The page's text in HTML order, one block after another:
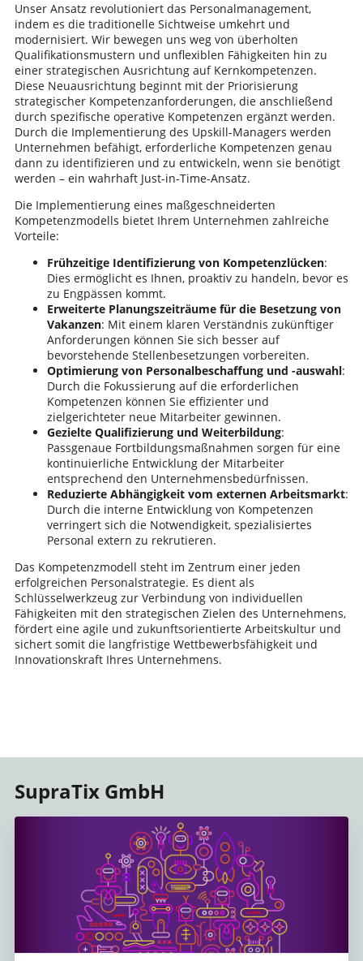
Unser Ansatz revolutioniert das Personalmanagement,
indem es die traditionelle Sichtweise umkehrt und
modernisiert. Wir bewegen uns weg von überholten
Qualifikationsmustern und unflexiblen Fähigkeiten hin zu
einer strategischen Ausrichtung auf Kernkompetenzen.
Diese Neuausrichtung beginnt mit der Priorisierung
strategischer Kompetenzanforderungen, die anschließend
durch spezifische operative Kompetenzen ergänzt werden.
Durch die Implementierung des Upskill-Managers werden
Unternehmen befähigt, erforderliche Kompetenzen genau
dann zu identifizieren und zu entwickeln, wenn sie benötigt
werden – ein wahrhaft Just-in-Time-Ansatz.
Die Implementierung eines maßgeschneiderten
Kompetenzmodells bietet Ihrem Unternehmen zahlreiche
Vorteile:
Frühzeitige Identifizierung von Kompetenzlücken:
Dies ermöglicht es Ihnen, proaktiv zu handeln, bevor es
zu Engpässen kommt.
Erweiterte Planungszeiträume für die Besetzung von
Vakanzen: Mit einem klaren Verständnis zukünftiger
Anforderungen können Sie sich besser auf
bevorstehende Stellenbesetzungen vorbereiten.
Optimierung von Personalbeschaffung und -auswahl:
Durch die Fokussierung auf die erforderlichen
Kompetenzen können Sie effizienter und
zielgerichteter neue Mitarbeiter gewinnen.
Gezielte Qualifizierung und Weiterbildung:
Passgenaue Fortbildungsmaßnahmen sorgen für eine
kontinuierliche Entwicklung der Mitarbeiter
entsprechend den Unternehmensbedürfnissen.
Reduzierte Abhängigkeit vom externen Arbeitsmarkt:
Durch die interne Entwicklung von Kompetenzen
verringert sich die Notwendigkeit, spezialisiertes
Personal extern zu rekrutieren.
Das Kompetenzmodell steht im Zentrum einer jeden
erfolgreichen Personalstrategie. Es dient als
Schlüsselwerkzeug zur Verbindung von individuellen
Fähigkeiten mit den strategischen Zielen des Unternehmens,
fördert eine agile und zukunftsorientierte Arbeitskultur und
sichert somit die langfristige Wettbewerbsfähigkeit und
Innovationskraft Ihres Unternehmens.
SupraTix GmbH